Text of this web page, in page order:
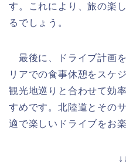
す。これにより、旅の楽
るでしょう。
最後に、ドライブ計画
リアでの食事休憩をスケ
観光地巡りと合わせて効
すめです。北陸道とその
適で楽しいドライブをお